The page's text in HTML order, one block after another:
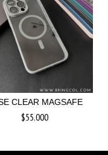
CLEAR MAGSAFE
$55.000